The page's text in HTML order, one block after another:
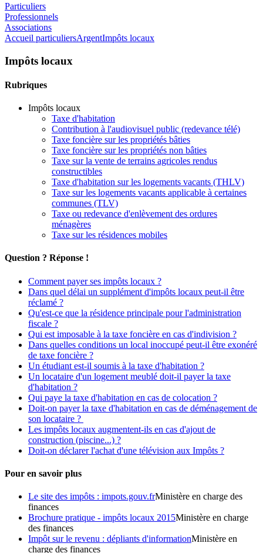
Particuliers
Professionnels
Associations
Accueil particuliersArgentImpôts locaux
Impôts locaux
Rubriques
Impôts locaux
Taxe d'habitation
Contribution à l'audiovisuel public (redevance télé)
Taxe foncière sur les propriétés bâties
Taxe foncière sur les propriétés non bâties
Taxe sur la vente de terrains agricoles rendus
constructibles
Taxe d'habitation sur les logements vacants (THLV)
Taxe sur les logements vacants applicable à certaines
communes (TLV)
Taxe ou redevance d'enlèvement des ordures
ménagères
Taxe sur les résidences mobiles
Question ? Réponse !
Comment payer ses impôts locaux ?
Dans quel délai un supplément d'impôts locaux peut-il être
réclamé ?
Qu'est-ce que la résidence principale pour l'administration
fiscale ?
Qui est imposable à la taxe foncière en cas d'indivision ?
Dans quelles conditions un local inoccupé peut-il être exonéré
de taxe foncière ?
Un étudiant est-il soumis à la taxe d'habitation ?
Un locataire d'un logement meublé doit-il payer la taxe
d'habitation ?
Qui paye la taxe d'habitation en cas de colocation ?
Doit-on payer la taxe d'habitation en cas de déménagement de
son locataire ?
Les impôts locaux augmentent-ils en cas d'ajout de
construction (piscine...) ?
Doit-on déclarer l'achat d'une télévision aux Impôts ?
Pour en savoir plus
Le site des impôts : impots.gouv.frMinistère en charge des
finances
Brochure pratique - impôts locaux 2015Ministère en charge
des finances
Impôt sur le revenu : dépliants d'informationMinistère en
charge des finances